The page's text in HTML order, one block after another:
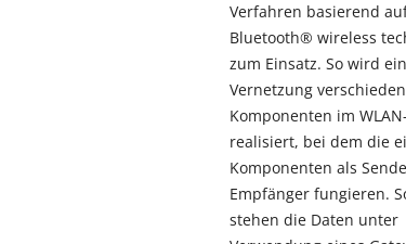
Verfahren basierend
Bluetooth® wireless
zum Einsatz. So wird
Vernetzung
Komponenten im
realisiert, bei dem die
Komponenten als
Empfänger fungieren.
stehen die Daten unter